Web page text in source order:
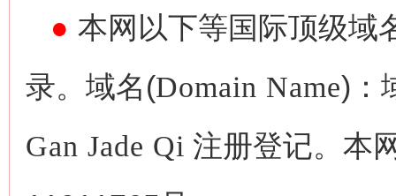
● 本网以下等国际顶级域
录。域名(Domain Name)：
Gan Jade Qi 注册登记。本